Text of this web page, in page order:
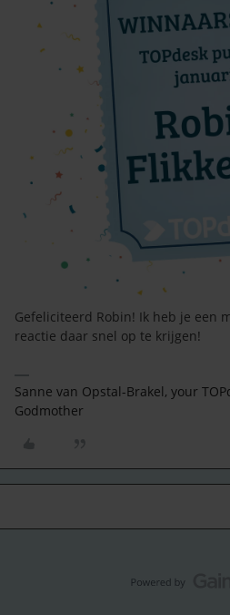
Gefeliciteerd Robin! Ik heb je een
reactie daar snel op te krijgen!
Sanne van Opstal-Brakel, your
Godmother